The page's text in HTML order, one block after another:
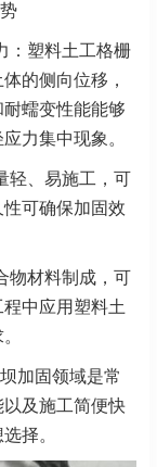
：塑料土工格栅
的侧向位移，
蠕变性能能够
力集中现象。
轻、易施工，可
可确保加固效
物材料制成，可
中应用塑料土
加固领域是常
及施工简便快
择。